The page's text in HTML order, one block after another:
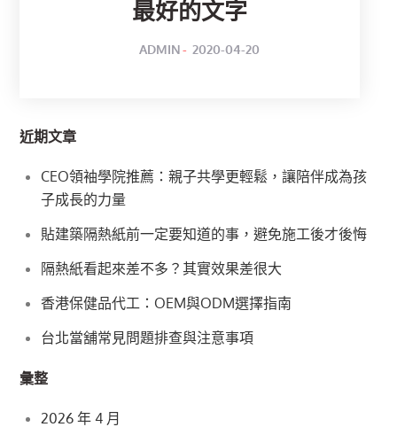
最好的文字
ADMIN
POSTED
2020-04-20
近期文章
CEO領袖學院推薦：親子共學更輕鬆，讓陪伴成為孩
子成長的力量
貼建築隔熱紙前一定要知道的事，避免施工後才後悔
隔熱紙看起來差不多？其實效果差很大
香港保健品代工：OEM與ODM選擇指南
台北當舖常見問題排查與注意事項
彙整
2026 年 4 月